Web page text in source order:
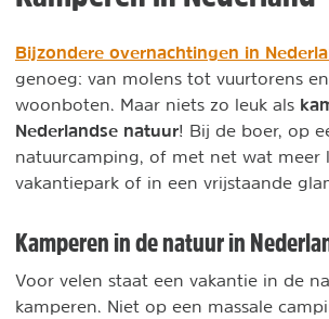
Bijzondere overnachtingen in
genoeg: van molens tot vuurtorens
woonboten. Maar niets zo leuk als
Nederlandse natuur! Bij de boer, op
natuurcamping, of met net wat meer
vakantiepark of in een vrijstaande
Kamperen in de natuur in
Voor velen staat een vakantie in de
kamperen. Niet op een massale